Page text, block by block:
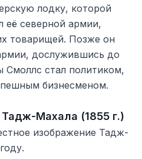
лодку, которой
её северной армии,
товарищей. Позже он
дослужившись до
Смоллс стал политиком,
бизнесменом.
Махала (1855 г.)
изображение Тадж-